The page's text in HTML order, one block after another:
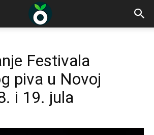
Festivala
piva u Novoj
i 19. jula